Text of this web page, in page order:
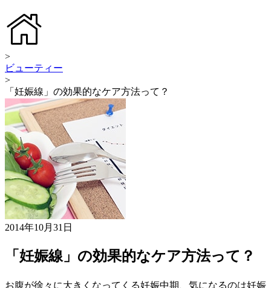
>
ビューティー
>
「妊娠線」の効果的なケア方法って？
2014年10月31日
「妊娠線」の効果的なケア方法って？
お腹が徐々に大きくなってくる妊娠中期、気になるのは妊娠